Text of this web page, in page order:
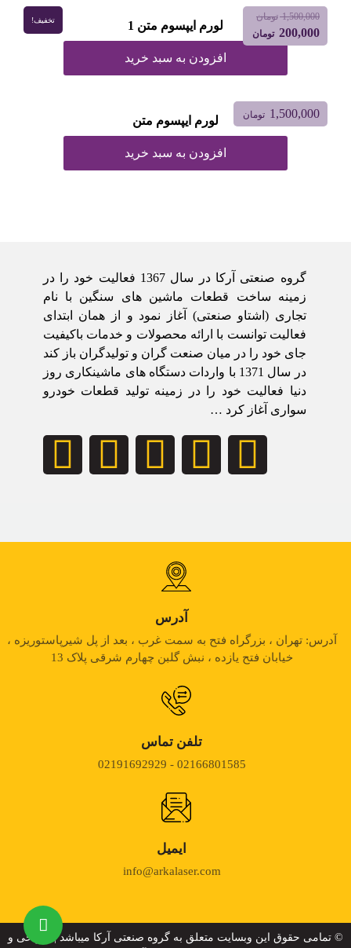
1,500,000 تومان
200,000 تومان
تخفیف! لورم ایپسوم متن 1
افزودن به سبد خرید
1,500,000 تومان لورم ایپسوم متن
افزودن به سبد خرید
گروه صنعتی آرکا در سال 1367 فعالیت خود را در
زمینه ساخت قطعات ماشین های سنگین با نام
تجاری (اشتاو صنعتی) آغاز نمود و از همان ابتدای
فعالیت توانست با ارائه محصولات و خدمات باکیفیت
جای خود را در میان صنعت گران و تولیدگران باز کند
در سال 1371 با واردات دستگاه های ماشینکاری روز
دنیا فعالیت خود را در زمینه تولید قطعات خودرو
سواری آغاز کرد …
آدرس
آدرس: تهران ، بزرگراه فتح به سمت غرب ، بعد از پل شیرپاستوریزه ،
خیابان فتح یازده ، نبش گلبن چهارم شرقی پلاک 13
تلفن تماس
02166801585 - 02191692929
ایمیل
info@arkalaser.com
© تمامی حقوق این وبسایت متعلق به گروه صنعتی آرکا میباشد | طراحی و